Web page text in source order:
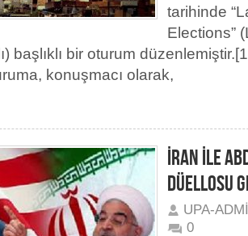
tarihinde
Elections”
başlıklı bir oturum
konuşmacı olarak,
İRAN İLE
DÜELLOSU
UPA-
0